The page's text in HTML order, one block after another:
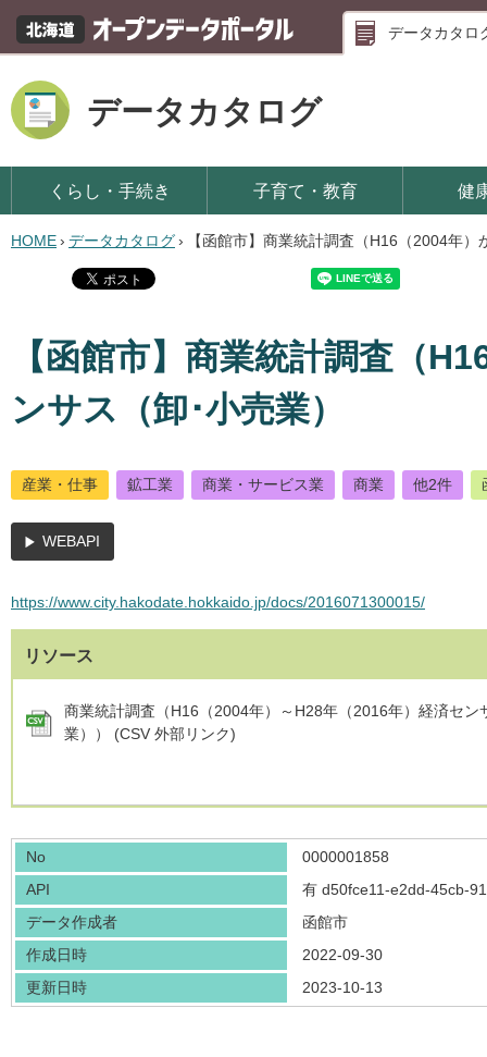
データカタロ
データカタログ
くらし・手続き 子育て・教育 健
HOME› データカタログ› 【函館市】商業統計調査（H16（2004年
【函館市】商業統計調査（
ンサス（卸･小売業）
産業・仕事 鉱工業 商業・サービス業 商業 他2件
WEBAPI
https://www.city.hakodate.hokkaido.jp/docs/2016071300015/
リソース
商業統計調査（H16（2004年）～H28年（2016年）経済セン
業）） (CSV 外部リンク)
No
0000001858
API
有 d50fce11-e2dd-45cb-
データ作成者
函館市
作成日時
2022-09-30
更新日時
2023-10-13